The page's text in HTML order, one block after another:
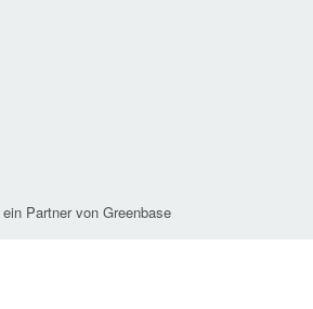
ein Partner von Greenbase